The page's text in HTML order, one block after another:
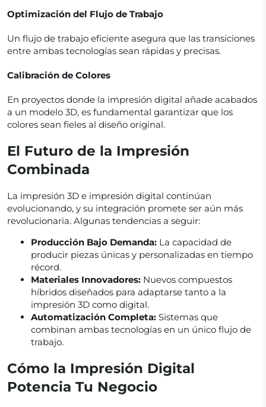
Optimización del Flujo de Trabajo
Un flujo de trabajo eficiente asegura que las transiciones
entre ambas tecnologías sean rápidas y precisas.
Calibración de Colores
En proyectos donde la impresión digital añade acabados
a un modelo 3D, es fundamental garantizar que los
colores sean fieles al diseño original.
El Futuro de la Impresión
Combinada
La impresión 3D e impresión digital continúan
evolucionando, y su integración promete ser aún más
revolucionaria. Algunas tendencias a seguir:
Producción Bajo Demanda: La capacidad de
producir piezas únicas y personalizadas en tiempo
récord.
Materiales Innovadores: Nuevos compuestos
híbridos diseñados para adaptarse tanto a la
impresión 3D como digital.
Automatización Completa: Sistemas que
combinan ambas tecnologías en un único flujo de
trabajo.
Cómo la Impresión Digital
Potencia Tu Negocio